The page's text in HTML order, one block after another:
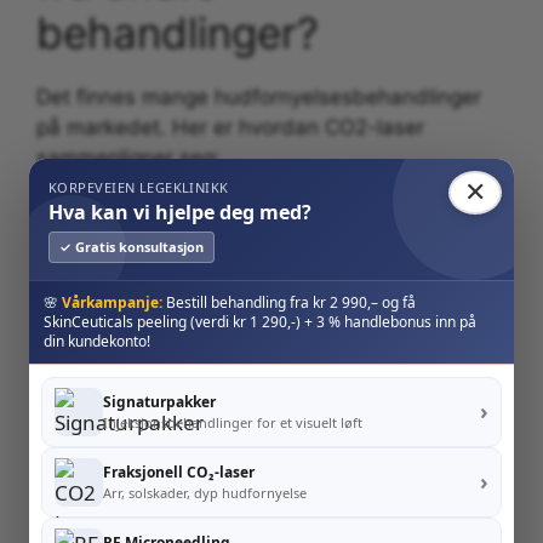
behandlinger?
Det finnes mange hudfornyelsesbehandlinger
på markedet. Her er hvordan CO2-laser
sammenligner seg:
Behandling
Fraksjonell
CO2
Dyp
★★★★★ 5-10 år
RF
Microneedling
Moderat 1-2 år
IPL Grunn Måneder
Grunn-
✕
KORPEVEIEN LEGEKLINIKK
Hva kan vi hjelpe deg med?
✓ Gratis konsultasjon
🌸 Vårkampanje: Bestill behandling fra kr 2 990,– og få
SkinCeuticals peeling (verdi kr 1 290,-) + 3 % handlebonus inn på
din kundekonto!
Signaturpakker
Injeksjonsbehandlinger for et visuelt løft ›
Fraksjonell CO₂-laser
Arr, solskader, dyp hudfornyelse ›